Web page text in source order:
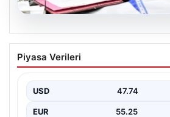
Bahçeli’den çerçeve yasa
Bin yıllık kardeşliğimiz
Kardeşliğimiz Resmen Tescillendi”,
Hareket…
Piyasa Verileri
USD 47.74
EUR 55.25